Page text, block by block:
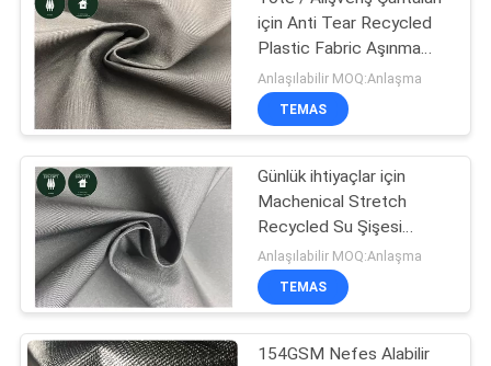
BIZIMLE
ILETIŞIME
GEÇIN
HABERLER
VAKALAR
COMPANY
NEWS
için Anti Tear Recycled
Plastic Fabric Aşınma
Direnci
Anlaşılabilir MOQ:Anlaşma
TEMAS
Günlük ihtiyaçlar için
Machenical Stretch
Recycled Su Şişesi
Kumaş Yağ Direnci
Anlaşılabilir MOQ:Anlaşma
TEMAS
154GSM Nefes Alabilir